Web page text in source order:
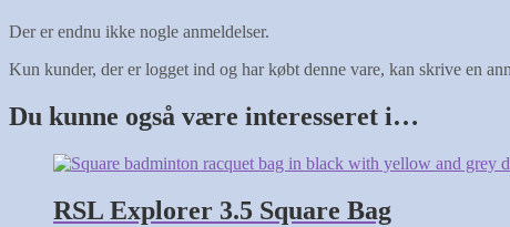
Der er endnu ikke nogle anmeldelser.
Kun kunder, der er logget ind og har købt denne vare, kan skrive en
Du kunne også være interesseret i…
RSL Explorer 3.5 Square Bag